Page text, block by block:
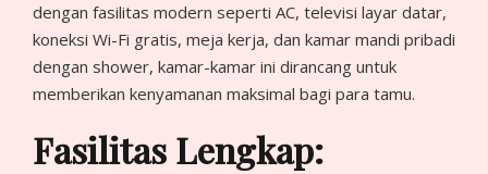
dengan fasilitas modern seperti AC, televisi layar datar,
koneksi Wi-Fi gratis, meja kerja, dan kamar mandi pribadi
dengan shower, kamar-kamar ini dirancang untuk
memberikan kenyamanan maksimal bagi para tamu.
Fasilitas Lengkap: